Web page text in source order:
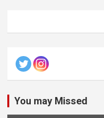
You may Missed